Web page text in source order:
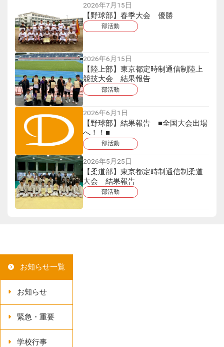
2026年7月15日
【野球部】春季大会 優勝
部活動
2026年6月15日
【陸上部】東京都定時制通信制陸上
競技大会 結果報告
部活動
2026年6月1日
【野球部】結果報告 ■全国大会出場
へ！！■
部活動
2026年5月25日
【柔道部】東京都定時制通信制柔道
大会 結果報告
部活動
お知らせ一覧
お知らせ
緊急・重要
学校行事